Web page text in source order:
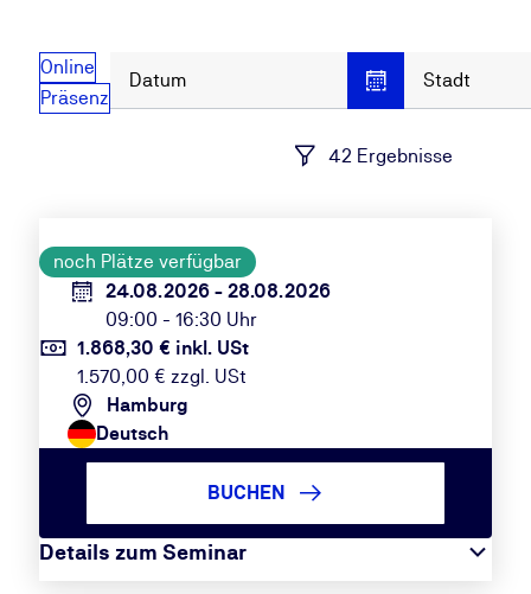
Online
Präsenz
Datum Stadt
42 Ergebnisse
noch Plätze verfügbar
24.08.2026 - 28.08.2026
09:00 - 16:30 Uhr
1.868,30 € inkl. USt
1.570,00 € zzgl. USt
Hamburg
Deutsch
Details zum Seminar
BUCHEN